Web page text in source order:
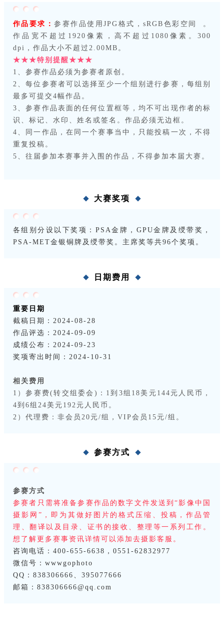
作品要求：参赛作品使用JPG格式，sRGB色彩空间
。
作品宽不超过1920像素，高不超过1080像素。300
dpi，作品大小不超过2.00MB。
★★★特别提醒★★★
1、参赛作品必须为参赛者原创。
2、每位参赛者可以选择至少一个组别进行参赛，每组别
最多可提交4幅作品。
3、参赛作品表面的任何位置框等，均不可出现作者的标
识、标记、水印、姓名或签名。作品必须无边框。
4、同一作品，在同一个赛事当中，只能投稿一次，不得
重复投稿。
5、往届参加本赛事并入围的作品，不得参加本届大赛。
大赛奖项
各组别分设以下奖项：PSA金牌，GPU金牌及绶带奖，
PSA-MET金银铜牌及绶带奖。主席奖等共96个奖项。
日期费用
重要日期
截稿日期：2024-08-28
作品评选：2024-09-09
成绩公布：2024-09-23
奖项寄出时间：2024-10-31
相关费用
1）参赛费(转交组委会)：1到3组18美元144元人民币，
4到6组24美元192元人民币。
2）代理费：非会员20元/组，VIP会员15元/组。
参赛方式
参赛方式
参赛者只需将准备参赛作品的数字文件发送到“影像中国
摄影网”，即为其做好图片的格式压缩、投稿，作品管
理、翻译以及目录、证书的接收、整理等一系列工作。
想了解更多赛事资讯详情可以添加去摄影客服。
咨询电话：400-655-6638，0551-62832977
微信号：wwwgophoto
QQ：838306666、395077666
邮箱：838306666@qq.com